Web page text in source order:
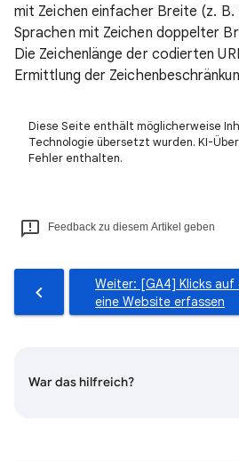
mit Zeichen einfacher Breite (z. B.
Sprachen mit Zeichen doppelter
Die Zeichenlänge der codierten
Ermittlung der
Diese Seite enthält möglicherweise
Technologie übersetzt wurden. KI-
Fehler enthalten.
Feedback zu diesem Artikel geben
Weiter: [GA4] Klicks auf
eine Website erfassen
War das hilfreich?